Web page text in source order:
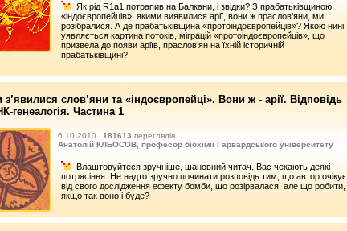
Як рід R1a1 потрапив на Балкани, і звідки? З прабатьківщиною
«індоєвропейців», якими виявилися арії, вони ж праслов’яни, ми
розібралися. А де прабатьківщина «протоіндоєвропейців»? Якою нині
уявляється картина потоків, міграцій «протоіндоєвропейців», що
призвела до появи аріїв, праслов’ян на їхній історичній
прабатьківщині?
з’явилися слов’яни та «індоєвропейці». Вони ж - арії. Відповідь
генеалогія. Частина 1
6.10.2010 181613 переглядів
Анатолій КЛЬОСОВ, професор біохімії Гарвардського університету
Влаштовуйтеся зручніше, шановний читач. Вас чекають деякі
потрясіння. Не надто зручно починати розповідь тим, що автор очікує
від свого дослідження ефекту бомби, що розірвалася, але що робити,
якщо так воно і буде?